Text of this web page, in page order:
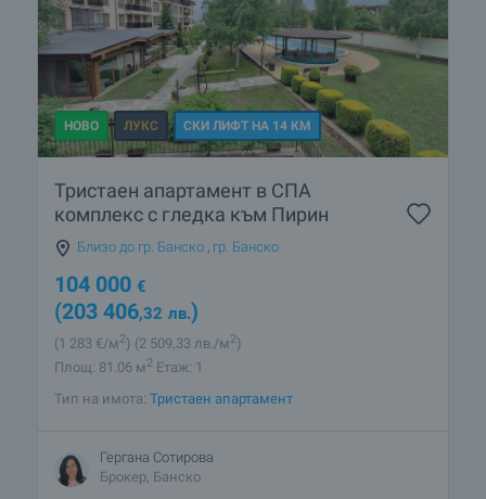
НОВО ЛУКС СКИ ЛИФТ НА 14 КМ
Тристаен апартамент в СПА
комплекс с гледка към Пирин
Близо до гр. Банско , гр. Банско
104 000 €
(203 406,32 лв.)
(1 283 €/м2) (2 509,33 лв./м2)
Площ: 81.06 м2 Етаж: 1
Тип на имота: Тристаен апартамент
Гергана Сотирова
Брокер, Банско